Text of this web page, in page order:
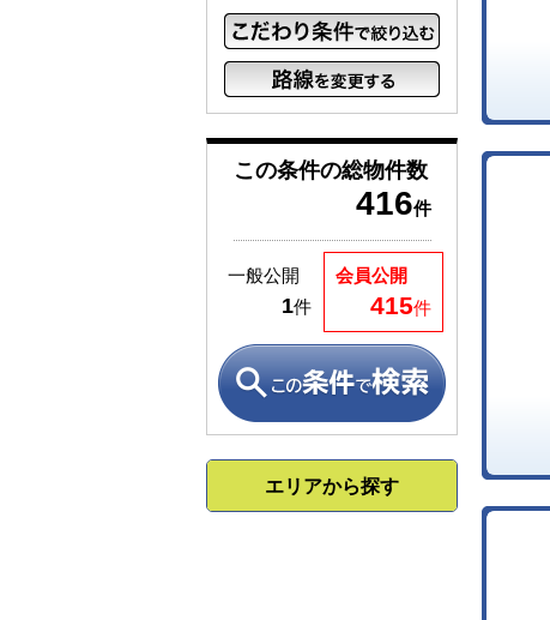
この条件の総物件数
416件
会員公開
415件
一般公開
1件
エリアから探す